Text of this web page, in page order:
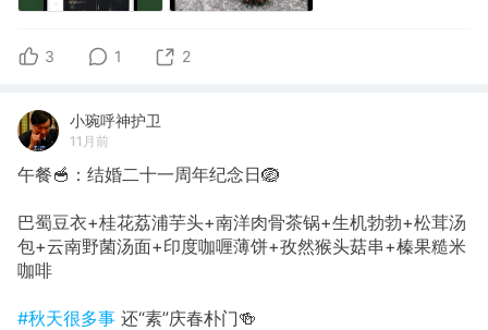
3 1 2
小琬呼神护卫
11月前
午餐🥣：结婚二十一周年纪念日🪺
巴蜀豆衣+桂花荔浦芋头+南洋肉骨茶锅+生机勃勃+松茸汤
包+云南野菌汤面+印度咖喱薄饼+孜然猴头菇串+榛果糙米
咖啡
#秋天很多事 还“素”庆春朴门🍻